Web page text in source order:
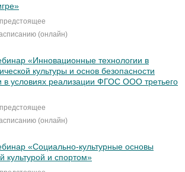
предстоящее
(онлайн)
«Инновационные технологии в
культуры и основ безопасности
в условиях реализации ФГОС ООО третьего
предстоящее
(онлайн)
«Социально-культурные основы
культурой и спортом»